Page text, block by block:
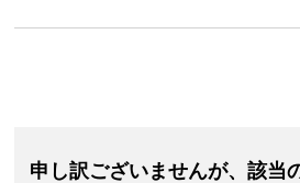
申し訳ございませんが、該当